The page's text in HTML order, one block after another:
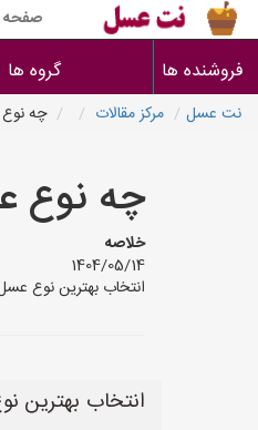
صفحه
فروشنده ها گروه ها
نت عسل مرکز مقالات چه
چه نوع
خلاصه
1404/05/14
انتخاب بهترین نوع
انتخاب بهترین